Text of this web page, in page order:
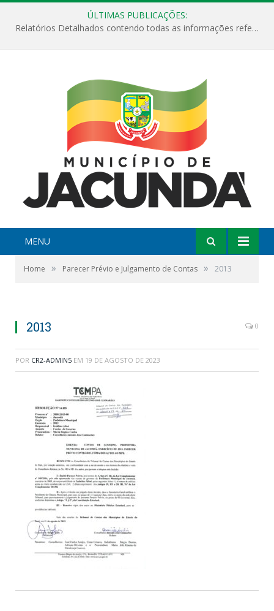
ÚLTIMAS PUBLICAÇÕES:
Relatórios Detalhados contendo todas as informações referentes a execução de recursos destinados ao fomento de projetos culturais no Município de Jacundá entre os anos de 2022 ao presente ano de 2026.
MENU
Home » Parecer Prévio e Julgamento de Contas » 2013
2013 0
POR CR2-ADMIN5 EM 19 DE AGOSTO DE 2023